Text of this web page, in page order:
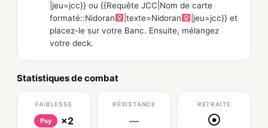
|jeu=jcc}} ou {{Requête JCC|Nom de carte
formaté::Nidoran
|texte=Nidoran
|jeu=jcc}} et
placez-le sur votre Banc. Ensuite, mélangez
votre deck.
Statistiques de combat
FAIBLESSE
Psy ×2
RÉSISTANCE
—
RETRAITE
●